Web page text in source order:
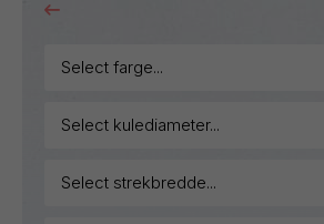
select farge...
select kulediameter...
select strekbredde...